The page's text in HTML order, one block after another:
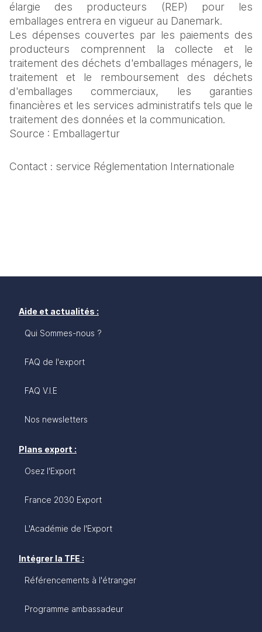
élargie des producteurs (REP) pour les
emballages entrera en vigueur au Danemark.
Les dépenses couvertes par les paiements des
producteurs comprennent la collecte et le
traitement des déchets d'emballages ménagers, le
traitement et le remboursement des déchets
d'emballages commerciaux, les garanties
financières et les services administratifs tels que le
traitement des données et la communication.
Source : Emballagertur
Contact : service Réglementation Internationale
Aide et actualités :
Qui Sommes-nous ?
FAQ de l'export
FAQ V.I.E
Nos newsletters
Plans export :
Osez l'Export
France 2030 Export
L'Académie de l'Export
Intégrer la TFE :
Référencements à l'étranger
Programme ambassadeur